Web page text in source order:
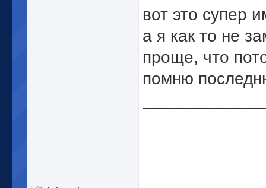
вот это супер
а я как то не
проще, что
помню